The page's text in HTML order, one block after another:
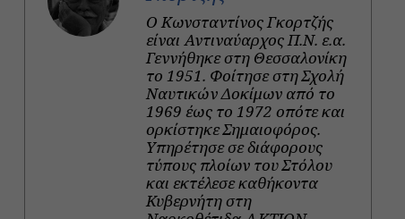
Ο Κωνσταντίνος Γκορτζής
είναι Αντιναύαρχος Π.Ν. ε.α.
Γεννήθηκε στη Θεσσαλονίκη
το 1951. Φοίτησε στη Σχολή
Ναυτικών Δοκίμων από το
1969 έως το 1972 οπότε και
ορκίστηκε Σημαιοφόρος.
Υπηρέτησε σε διάφορους
τύπους πλοίων του Στόλου
και εκτέλεσε καθήκοντα
Κυβερνήτη στη